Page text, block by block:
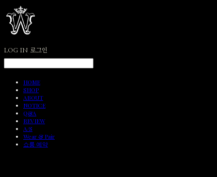
LOG IN 로그인
HOME
SHOP
ABOUT
NOTICE
Q&A
REVIEW
A/S
Wear & Pair
쇼룸 예약